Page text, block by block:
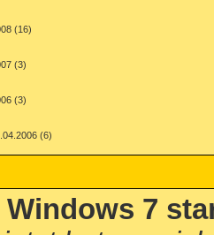
(16)
(3)
(3)
(6)
Windows 7